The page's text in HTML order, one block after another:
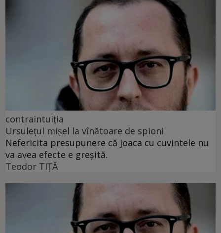
contraintuiția
Ursulețul mișel la vînătoare de spioni
Nefericita presupunere că joaca cu cuvintele nu
va avea efecte e greșită.
Teodor TIŢĂ